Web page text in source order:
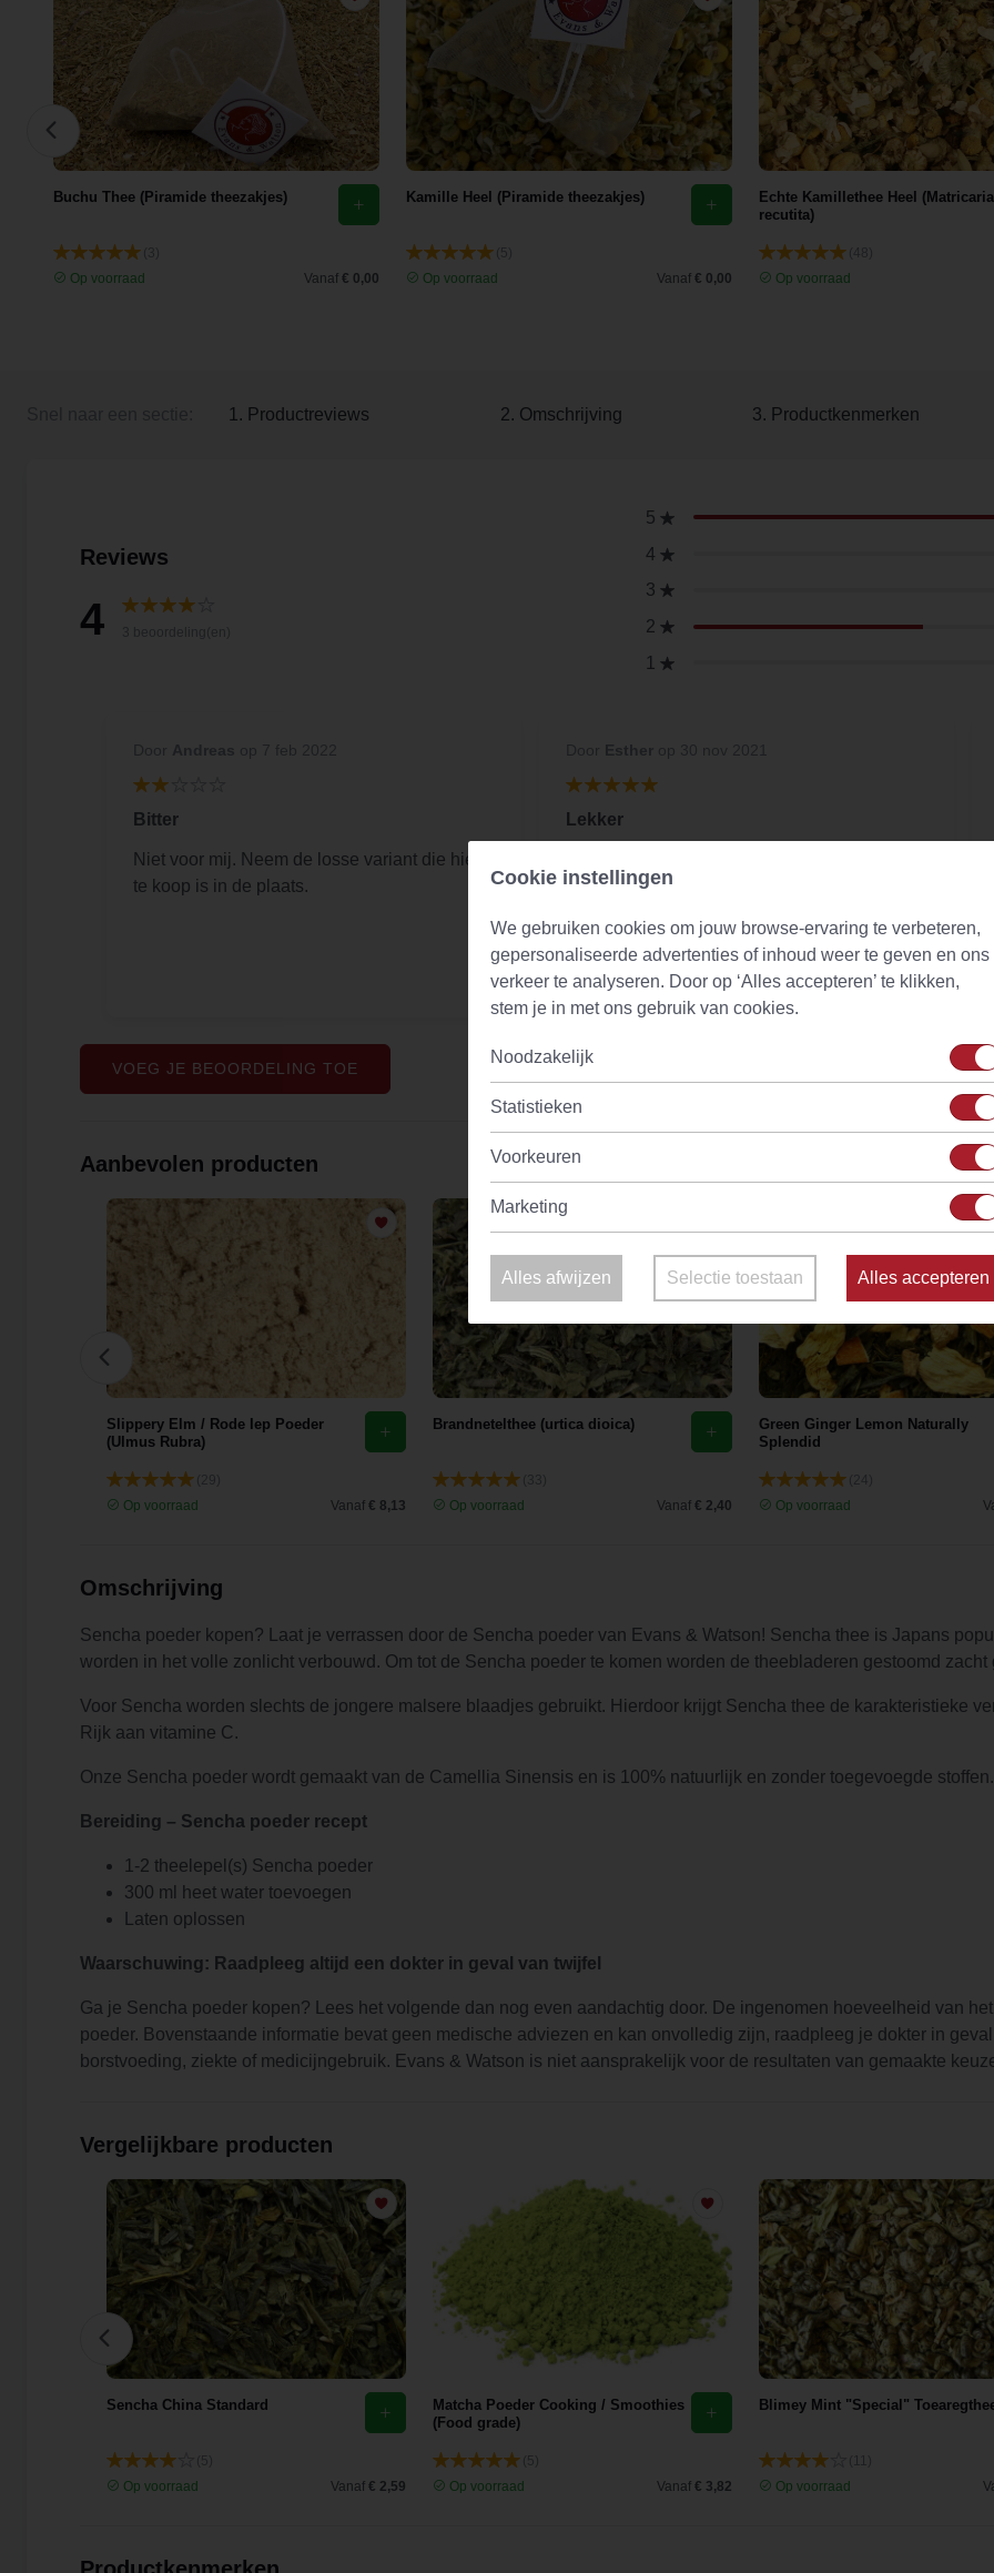
Buchu Thee (Piramide theezakjes)
Op voorraad
Vanaf € 0,00
Kamille Heel (Piramide theezakjes)
Op voorraad
Vanaf € 0,00
Echte Kamillethee Heel (Matricaria
recutita)
Op voorraad
1. Productreviews 2. Omschrijving 3. Productkenmerken
Reviews
4
5
4
3
2
1
Bitter
Niet voor mij. Neem de losse variant die hier
te koop is in de plaats.
Lekker
VOEG JE BEOORDELING TOE
Aanbevolen producten
Slippery Elm / Rode Iep Poeder
(Ulmus Rubra)
Op voorraad
Vanaf € 8,13
Brandnetelthee (urtica dioica)
Op voorraad
Vanaf € 2,40
Green Ginger Lemon Naturally
Splendid
Op voorraad
Omschrijving
Sencha poeder kopen? Laat je verrassen door de Sencha poeder van Evans & Watson! Sencha thee is Japans
worden in het volle zonlicht verbouwd. Om tot de Sencha poeder te komen worden de theebladeren gestoomd
Voor Sencha worden slechts de jongere malsere blaadjes gebruikt. Hierdoor krijgt Sencha thee de karakteristieke
Rijk aan vitamine C.
Onze Sencha poeder wordt gemaakt van de Camellia Sinensis en is 100% natuurlijk en zonder toegevoegde stoffen.
Bereiding – Sencha poeder recept
1-2 theelepel(s) Sencha poeder
300 ml heet water toevoegen
Laten oplossen
Waarschuwing: Raadpleeg altijd een dokter in geval van twijfel
Ga je Sencha poeder kopen? Lees het volgende dan nog even aandachtig door. De ingenomen hoeveelheid van
poeder. Bovenstaande informatie bevat geen medische adviezen en kan onvolledig zijn, raadpleeg je dokter in
borstvoeding, ziekte of medicijngebruik. Evans & Watson is niet aansprakelijk voor de resultaten van gemaakte
Vergelijkbare producten
Sencha China Standard
Op voorraad
Vanaf € 2,59
Matcha Poeder Cooking / Smoothies
(Food grade)
Op voorraad
Vanaf € 3,82
Blimey Mint "Special"
Op voorraad
Cookie instellingen
We gebruiken cookies om jouw browse-ervaring te verbeteren,
gepersonaliseerde advertenties of inhoud weer te geven en ons
verkeer te analyseren. Door op ‘Alles accepteren’ te klikken,
stem je in met ons gebruik van cookies.
Noodzakelijk
Statistieken
Voorkeuren
Marketing
Alles afwijzen Selectie toestaan Alles accepteren